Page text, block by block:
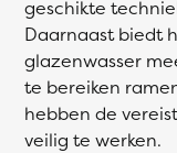
geschikte
Daarnaast biedt
glazenwasser
te bereiken
hebben de
veilig te werken.